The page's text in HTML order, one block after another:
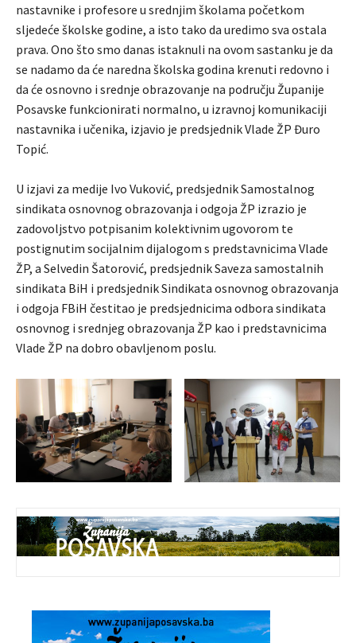
nastavnike i profesore u srednjim školama početkom
sljedeće školske godine, a isto tako da uredimo sva ostala
prava. Ono što smo danas istaknuli na ovom sastanku je da
se nadamo da će naredna školska godina krenuti redovno i
da će osnovno i srednje obrazovanje na području Županije
Posavske funkcionirati normalno, u izravnoj komunikaciji
nastavnika i učenika, izjavio je predsjednik Vlade ŽP Đuro
Topić.
U izjavi za medije Ivo Vuković, predsjednik Samostalnog
sindikata osnovnog obrazovanja i odgoja ŽP izrazio je
zadovoljstvo potpisanim kolektivnim ugovorom te
postignutim socijalnim dijalogom s predstavnicima Vlade
ŽP, a Selvedin Šatorović, predsjednik Saveza samostalnih
sindikata BiH i predsjednik Sindikata osnovnog obrazovanja
i odgoja FBiH čestitao je predsjednicima odbora sindikata
osnovnog i srednjeg obrazovanja ŽP kao i predstavnicima
Vlade ŽP na dobro obavljenom poslu.